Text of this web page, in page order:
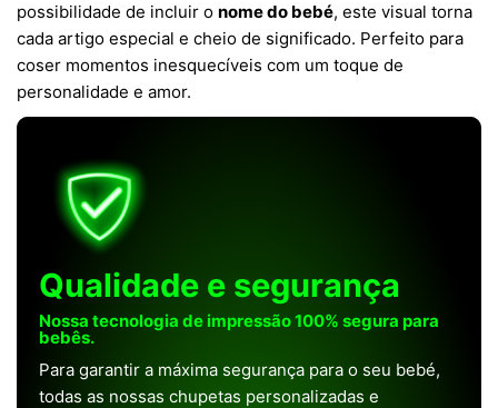
possibilidade de incluir o nome do bebé, este visual torna
cada artigo especial e cheio de significado. Perfeito para
coser momentos inesquecíveis com um toque de
personalidade e amor.
Qualidade e segurança
Nossa tecnologia de impressão 100% segura para
bebês.
Para garantir a máxima segurança para o seu bebé,
todas as nossas chupetas personalizadas e